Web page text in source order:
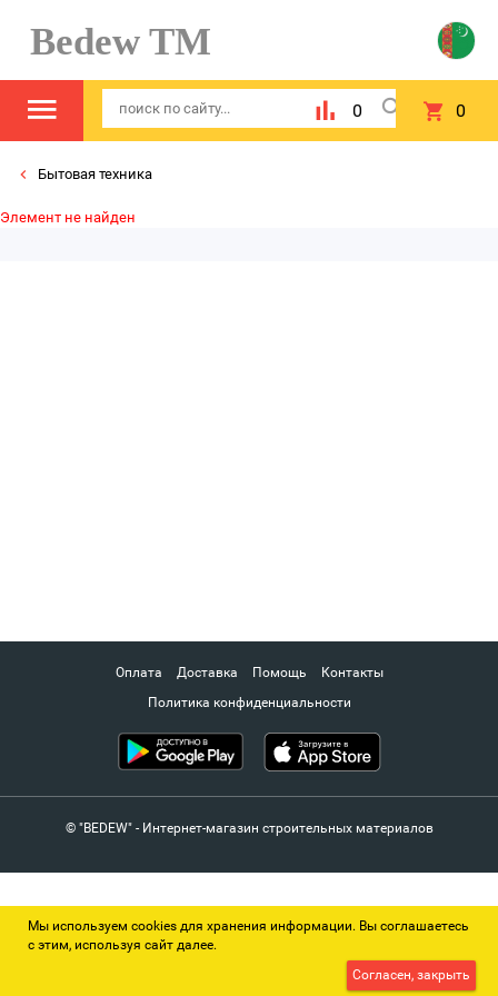
Bedew TM
0 0
Бытовая техника
Элемент не найден
Оплата Доставка Помощь
Контакты
Политика конфиденциальности
© "BEDEW" - Интернет-магазин строительных материалов
Мы используем cookies для хранения информации. Вы соглашаетесь
с этим, используя сайт далее.
Согласен, закрыть